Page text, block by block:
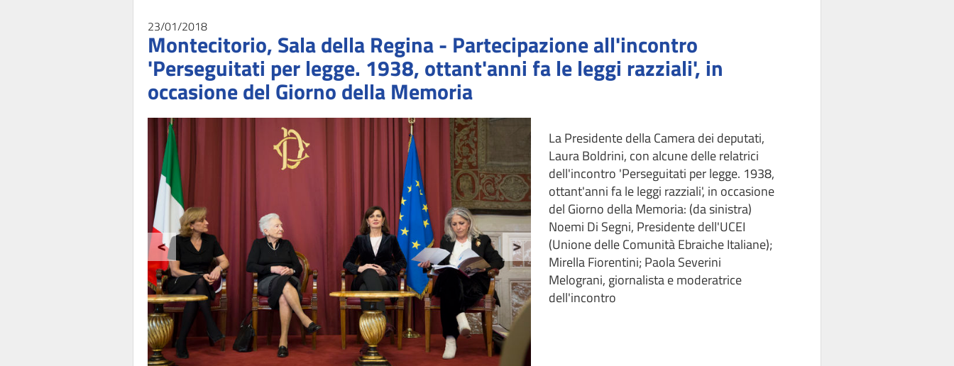
23/01/2018
Montecitorio, Sala della Regina - Partecipazione all'incontro
'Perseguitati per legge. 1938, ottant'anni fa le leggi razziali', in
occasione del Giorno della Memoria
< >
La Presidente della Camera dei deputati,
Laura Boldrini, con alcune delle relatrici
dell'incontro 'Perseguitati per legge. 1938,
ottant'anni fa le leggi razziali', in occasione
del Giorno della Memoria: (da sinistra)
Noemi Di Segni, Presidente dell'UCEI
(Unione delle Comunità Ebraiche Italiane);
Mirella Fiorentini; Paola Severini
Melograni, giornalista e moderatrice
dell'incontro